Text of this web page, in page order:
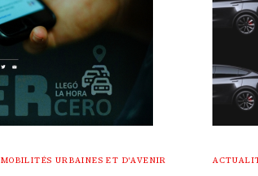
MOBILITÉS URBAINES ET D'AVENIR